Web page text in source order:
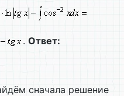
. Ответ:
сначала решение